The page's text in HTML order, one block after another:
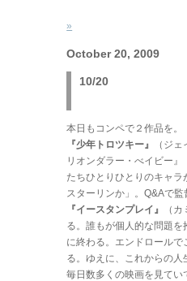
»
October 20, 2009
10/20
本日もコンペで２作品を。
『少年トロツキー』
（ジ
リオンダラー・べイビー
たちひとりひとりのキャ
スターリンか」。Q&Aで
『イースタンプレイ』
（
る。誰もが個人的な問題
に終わる。エンドロール
る。ゆえに、これからの
毎日数多くの映画を見て